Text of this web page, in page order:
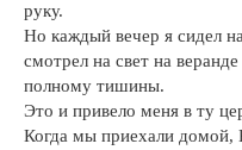
руку.
Но каждый вечер я сидел
смотрел на свет на
полному тишины.
Это и привело меня в ту
Когда мы приехали домой,